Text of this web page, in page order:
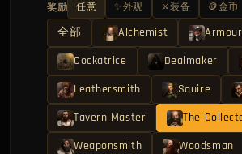
奖励
任意 ✨外观 ⚔装备 🪙金币
全部 Alchemist
Cockatrice
Dealmaker
Leathersmith
Squire
Tavern Master
The
Weaponsmith
Woodsman